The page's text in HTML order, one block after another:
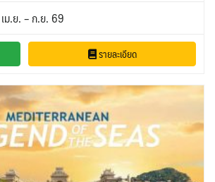
เม.ย. – ก.ย. 69
รายละเอียด